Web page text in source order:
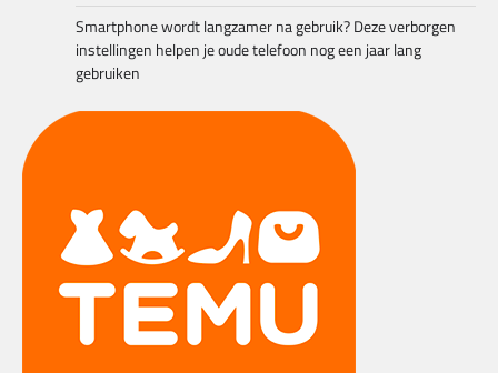
Smartphone wordt langzamer na gebruik? Deze verborgen
instellingen helpen je oude telefoon nog een jaar lang
gebruiken